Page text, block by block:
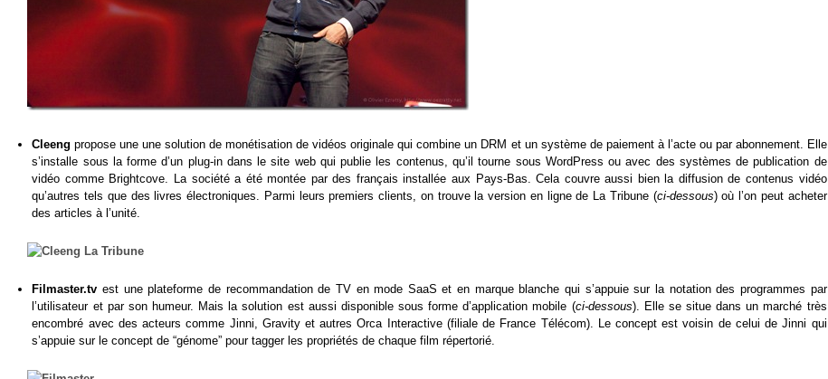
Cleengpropose une une solution de monétisation de vidéos originale qui combine un DRM et un système de paiement à l’acte ou par abonnement. Elle
s’installe sous la forme d’un plug-in dans le site web qui publie les contenus, qu’il tourne sous WordPress ou avec des systèmes de publication de
vidéo comme Brightcove. La société a été montée par des français installée aux Pays-Bas. Cela couvre aussi bien la diffusion de contenus vidéo
qu’autres tels que des livres électroniques. Parmi leurs premiers clients, on trouve la version en ligne de La Tribune (ci-dessous) où l’on peut acheter
des articles à l’unité.
Filmaster.tvest une plateforme de recommandation de TV en mode SaaS et en marque blanche qui s’appuie sur la notation des programmes par
l’utilisateur et par son humeur. Mais la solution est aussi disponible sous forme d’application mobile (ci-dessous). Elle se situe dans un marché très
encombré avec des acteurs comme Jinni, Gravity et autres Orca Interactive (filiale de France Télécom). Le concept est voisin de celui de Jinni qui
s’appuie sur le concept de “génome” pour tagger les propriétés de chaque film répertorié.